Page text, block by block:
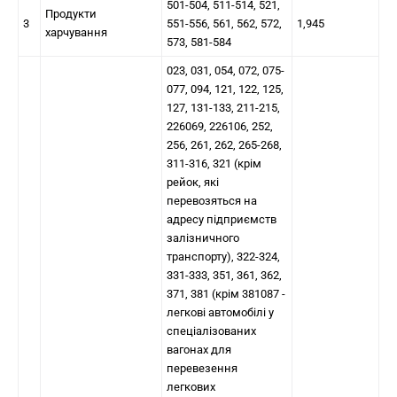
3
Продукти
харчування
501-504, 511-514, 521,
551-556, 561, 562, 572,
573, 581-584
1,945
023, 031, 054, 072, 075-
077, 094, 121, 122, 125,
127, 131-133, 211-215,
226069, 226106, 252,
256, 261, 262, 265-268,
311-316, 321 (крім
рейок, які
перевозяться на
адресу підприємств
залізничного
транспорту), 322-324,
331-333, 351, 361, 362,
371, 381 (крім 381087 -
легкові автомобілі у
спеціалізованих
вагонах для
перевезення
легкових